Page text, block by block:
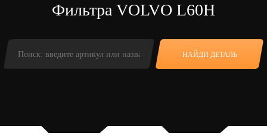
Фильтра VOLVO L60H
НАЙДИ ДЕТАЛЬ